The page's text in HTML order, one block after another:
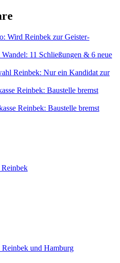
Wird Reinbek zur Geister-
11 Schließungen & 6 neue
Reinbek: Nur ein Kandidat zur
Reinbek: Baustelle bremst
Reinbek: Baustelle bremst
und Hamburg